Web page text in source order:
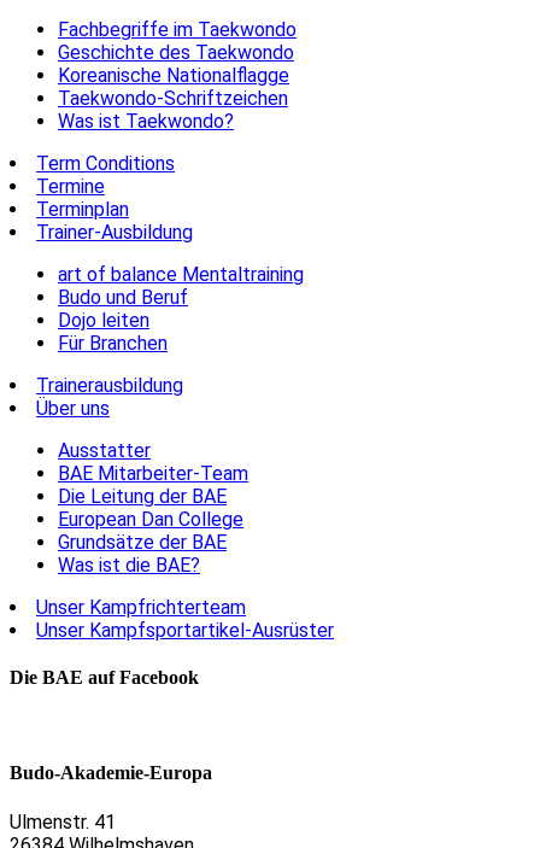
Fachbegriffe im Taekwondo
Geschichte des Taekwondo
Koreanische Nationalflagge
Taekwondo-Schriftzeichen
Was ist Taekwondo?
Term Conditions
Termine
Terminplan
Trainer-Ausbildung
art of balance Mentaltraining
Budo und Beruf
Dojo leiten
Für Branchen
Trainerausbildung
Über uns
Ausstatter
BAE Mitarbeiter-Team
Die Leitung der BAE
European Dan College
Grundsätze der BAE
Was ist die BAE?
Unser Kampfrichterteam
Unser Kampfsportartikel-Ausrüster
Die BAE auf Facebook
Budo-Akademie-Europa
Ulmenstr. 41